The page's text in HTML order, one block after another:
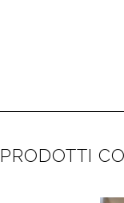
PRODOTTI